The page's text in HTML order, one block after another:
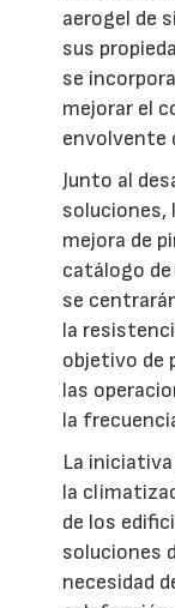
aerogel de
sus
se
mejorar el
envolvente
Junto al
soluciones,
mejora de
catálogo
se
la
objetivo de
las
la
La
la
de los
soluciones
necesidad